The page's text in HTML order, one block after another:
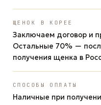
ЩЕНОК В КОРЕЕ
Заключаем договор и
Остальные 70% —
получения щенка в
СПОСОБЫ ОПЛАТЫ
Наличные при